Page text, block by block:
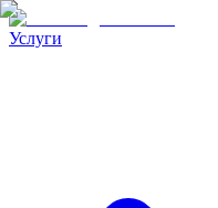
Услуги